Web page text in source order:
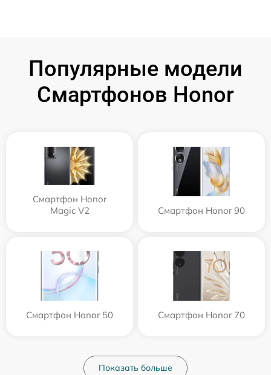
Популярные модели
Смартфонов Honor
Смартфон Honor
Magic V2
Смартфон Honor 90
Смартфон Honor 50 Смартфон Honor 70
Показать больше